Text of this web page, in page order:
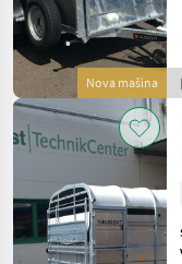
Nova mašina